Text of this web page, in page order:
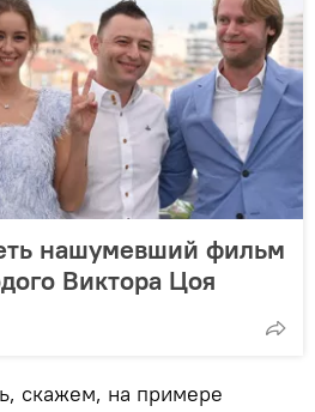
нашумевший фильм
Виктора Цоя
скажем, на примере